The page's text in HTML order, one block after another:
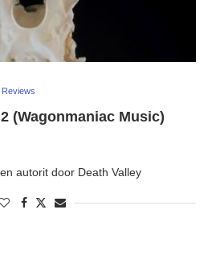
Reviews
(Wagonmaniac Music)
autorit door Death Valley